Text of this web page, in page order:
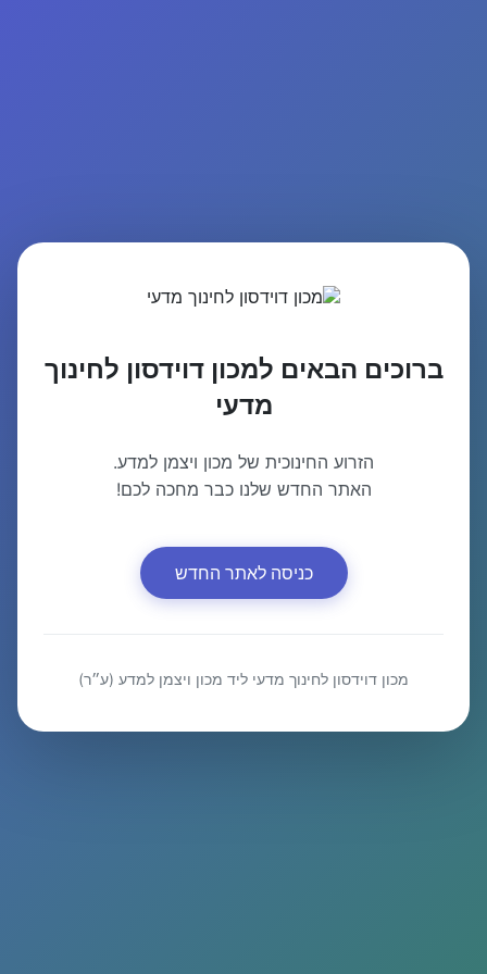
ברוכים הבאים למכון דוידסון לחינוך
מדעי
הזרוע החינוכית של מכון ויצמן למדע.
האתר החדש שלנו כבר מחכה לכם!
כניסה לאתר החדש
מכון דוידסון לחינוך מדעי ליד מכון ויצמן למדע (ע״ר)